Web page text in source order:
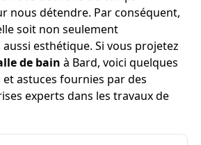
nous détendre. Par conséquent,
soit non seulement
esthétique. Si vous projetez
de bain à Bard, voici quelques
astuces fournies par des
experts dans les travaux de